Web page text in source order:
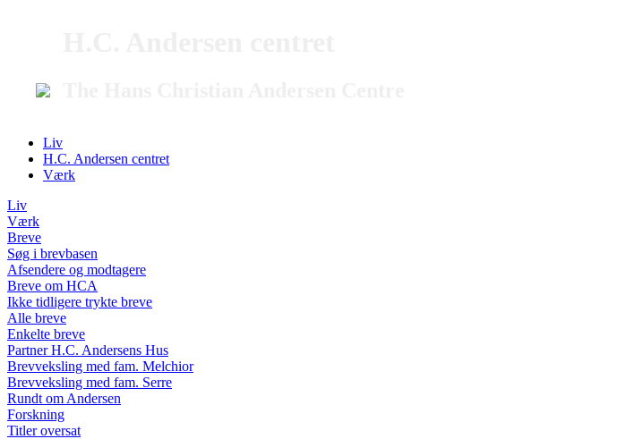
Liv
H.C. Andersen centret
Værk
Liv
Værk
Breve
Søg i brevbasen
Afsendere og modtagere
Breve om HCA
Ikke tidligere trykte breve
Alle breve
Enkelte breve
Partner H.C. Andersens Hus
Brevveksling med fam. Melchior
Brevveksling med fam. Serre
Rundt om Andersen
Forskning
Titler oversat